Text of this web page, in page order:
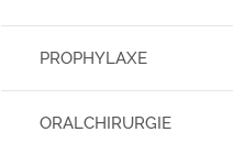
PROPHYLAXE
ORALCHIRURGIE